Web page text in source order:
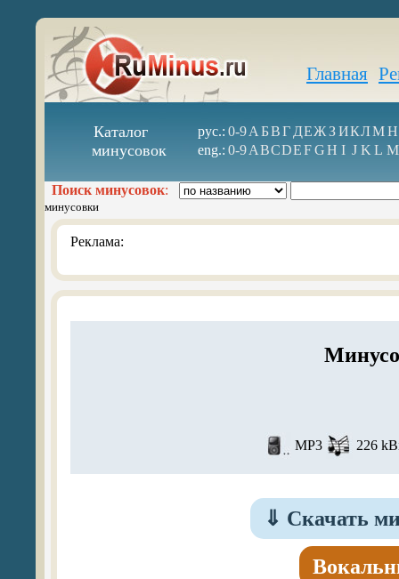
Главная
Каталог
минусовок
рус.: 0-9А БВГ ДЕЖ З ИКЛМН
eng.: 0-9ABCDEFGH I J K L M
Поиск минусовок:
минусовки
Реклама:
MP3 226
⇓ Скачать